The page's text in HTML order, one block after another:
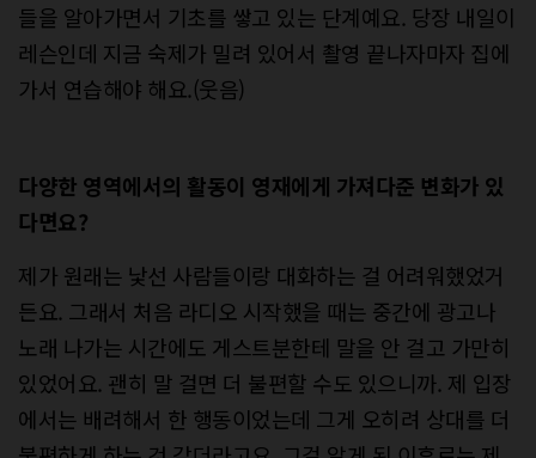
들을 알아가면서 기초를 쌓고 있는 단계예요. 당장 내일이
레슨인데 지금 숙제가 밀려 있어서 촬영 끝나자마자 집에
가서 연습해야 해요.(웃음)
다양한 영역에서의 활동이 영재에게 가져다준 변화가 있
다면요?
제가 원래는 낯선 사람들이랑 대화하는 걸 어려워했었거
든요. 그래서 처음 라디오 시작했을 때는 중간에 광고나
노래 나가는 시간에도 게스트분한테 말을 안 걸고 가만히
있었어요. 괜히 말 걸면 더 불편할 수도 있으니까. 제 입장
에서는 배려해서 한 행동이었는데 그게 오히려 상대를 더